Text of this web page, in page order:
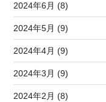
2024年6月 (8)
2024年5月 (9)
2024年4月 (9)
2024年3月 (9)
2024年2月 (8)